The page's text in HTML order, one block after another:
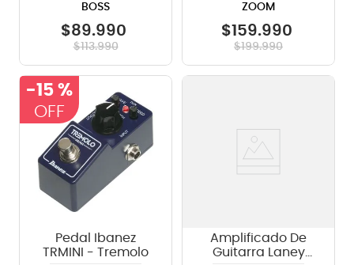
BOSS
$89.990
$113.990
ZOOM
$159.990
$199.990
-15 %
Pedal Ibanez
TRMINI - Tremolo
Amplificado De
Guitarra Laney